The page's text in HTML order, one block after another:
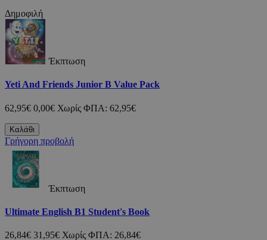
Δημοφιλή
Έκπτωση
Yeti And Friends Junior B Value Pack
62,95€ 0,00€ Χωρίς ΦΠΑ: 62,95€
Καλάθι
Γρήγορη προβολή
Έκπτωση
Ultimate English B1 Student's Book
26,84€ 31,95€ Χωρίς ΦΠΑ: 26,84€